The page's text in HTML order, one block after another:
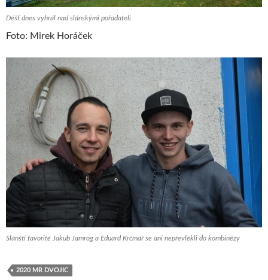
Déšť dnes vyhrál nad slánskými pořadateli
Foto: Mirek Horáček
Slánští favorité Jakub Jamrog a Eduard Krčmář se ani nepřevlékli do kombinézy
2020 MR DVOJIC